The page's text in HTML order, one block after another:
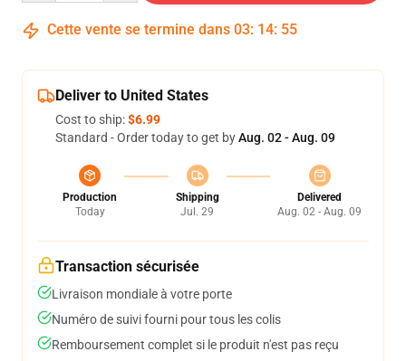
Cette vente se termine dans 03: 14: 54
Deliver to United States
Cost to ship:$6.99
Standard - Order today to get byAug. 02 - Aug. 09
Production
Today
Shipping
Jul. 29
Delivered
Aug. 02 - Aug. 09
Transaction sécurisée
Livraison mondiale à votre porte
Numéro de suivi fourni pour tous les colis
Remboursement complet si le produit n'est pas reçu